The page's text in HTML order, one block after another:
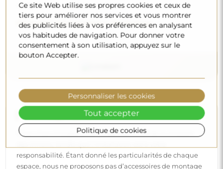
compter sur une livraison rapide.
Découvrez notre processus d’emballage.
Montage facile
Nous nous chargeons de la fabrication et de la livraison
responsabilité. Étant donné les particularités de chaque
espace, nous ne proposons pas d’accessoires de montage
Ce site Web utilise ses propres cookies et ceux de
tiers pour améliorer nos services et vous montrer
des publicités liées à vos préférences en analysant
vos habitudes de navigation. Pour donner votre
consentement à son utilisation, appuyez sur le
bouton Accepter.
Politique de cookies
Personnaliser les cookies
Tout accepter